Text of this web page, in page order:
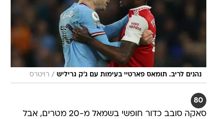
נהנים לריב. תומאס פארטיי בעימות עם ג'ק גריליש / רויטרס
80
סאקה סובב כדור חופשי בשמאל מ-20 מטרים, אבל